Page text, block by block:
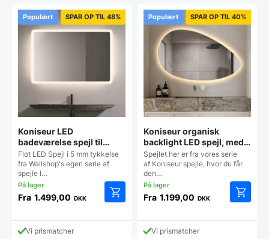
varianter.
Mulighederne
kan
vælges
kan
på
Populært SPAR OP TIL 48%
Koniseur LED
badeværelse spejl til
Lampeudtag – Antidug
Flot LED Spejl i 5 mm tykkelse
fra Wallshop's egen serie af
spejle I…
Fra 1.499,00 DKK
vare
Vi prismatcher
Populært SPAR OP TIL 40%
Koniseur organisk
backlight LED spejl, med
antidug – Flere størrelser
Spejlet her er fra vores serie
af Koniseur spejle, hvor du får
den…
Fra 1.199,00 DKK
vare
Vi prismatcher